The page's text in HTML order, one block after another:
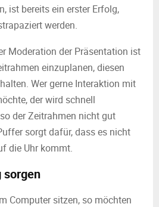
ist bereits ein erster Erfolg,
werden.
Moderation der Präsentation ist
einzuplanen, diesen
Wer gerne Interaktion mit
der wird schnell
der Zeitrahmen nicht gut
sorgt dafür, dass es nicht
die Uhr kommt.
sorgen
Computer sitzen, so möchten